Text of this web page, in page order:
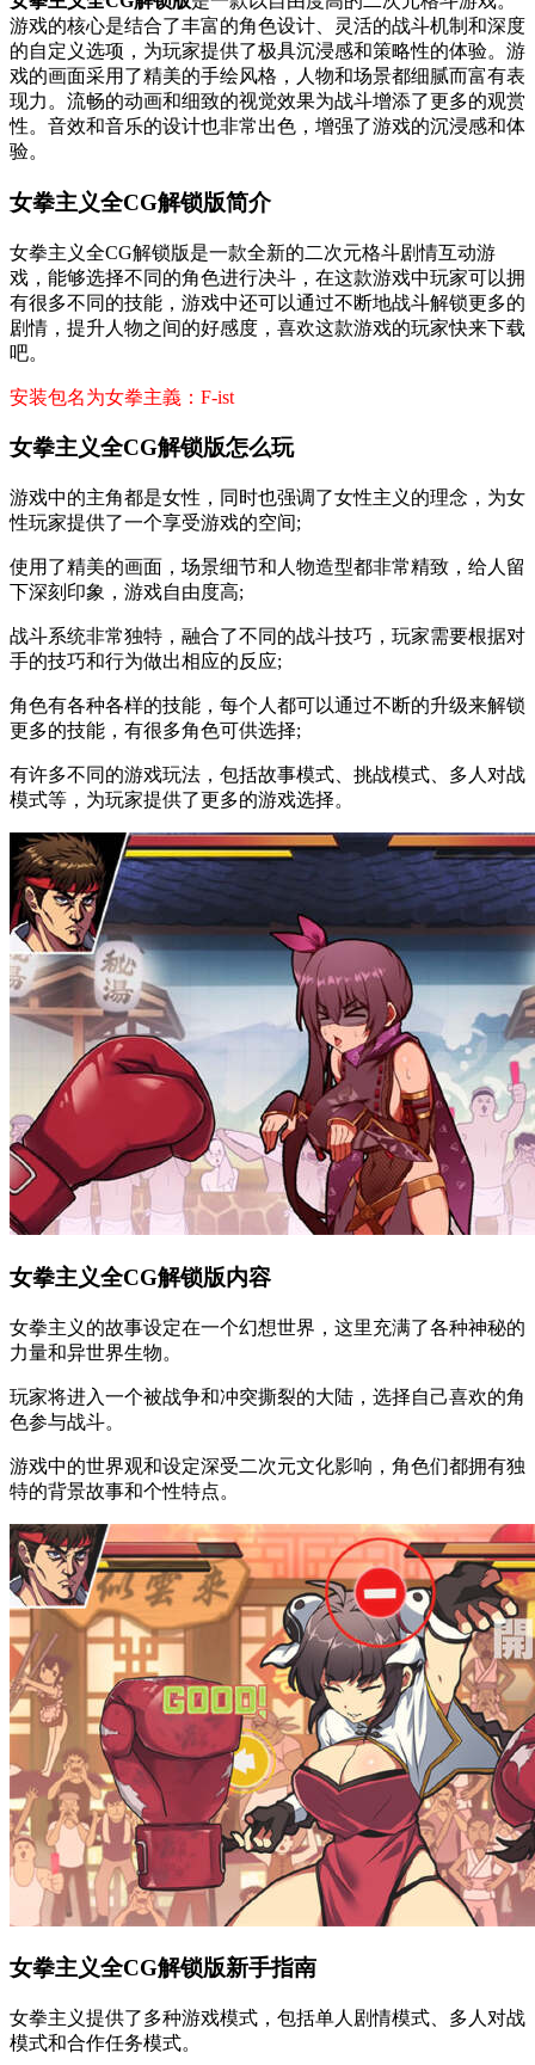
游戏的核心是结合了丰富的角色设计、灵活的战斗机制和深度
的自定义选项，为玩家提供了极具沉浸感和策略性的体验。游
戏的画面采用了精美的手绘风格，人物和场景都细腻而富有表
现力。流畅的动画和细致的视觉效果为战斗增添了更多的观赏
性。音效和音乐的设计也非常出色，增强了游戏的沉浸感和体
验。
女拳主义全CG解锁版简介
女拳主义全CG解锁版是一款全新的二次元格斗剧情互动游
戏，能够选择不同的角色进行决斗，在这款游戏中玩家可以拥
有很多不同的技能，游戏中还可以通过不断地战斗解锁更多的
剧情，提升人物之间的好感度，喜欢这款游戏的玩家快来下载
吧。
安装包名为女拳主義：F-ist
女拳主义全CG解锁版怎么玩
游戏中的主角都是女性，同时也强调了女性主义的理念，为女
性玩家提供了一个享受游戏的空间;
使用了精美的画面，场景细节和人物造型都非常精致，给人留
下深刻印象，游戏自由度高;
战斗系统非常独特，融合了不同的战斗技巧，玩家需要根据对
手的技巧和行为做出相应的反应;
角色有各种各样的技能，每个人都可以通过不断的升级来解锁
更多的技能，有很多角色可供选择;
有许多不同的游戏玩法，包括故事模式、挑战模式、多人对战
模式等，为玩家提供了更多的游戏选择。
女拳主义全CG解锁版内容
女拳主义的故事设定在一个幻想世界，这里充满了各种神秘的
力量和异世界生物。
玩家将进入一个被战争和冲突撕裂的大陆，选择自己喜欢的角
色参与战斗。
游戏中的世界观和设定深受二次元文化影响，角色们都拥有独
特的背景故事和个性特点。
女拳主义全CG解锁版新手指南
女拳主义提供了多种游戏模式，包括单人剧情模式、多人对战
模式和合作任务模式。